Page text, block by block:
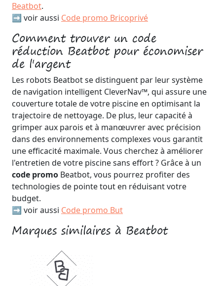
Beatbot.
➡️ voir aussi Code promo Bricoprivé
Comment trouver un code
réduction Beatbot pour économiser
de l'argent
Les robots Beatbot se distinguent par leur système
de navigation intelligent CleverNav™, qui assure une
couverture totale de votre piscine en optimisant la
trajectoire de nettoyage. De plus, leur capacité à
grimper aux parois et à manœuvrer avec précision
dans des environnements complexes vous garantit
une efficacité maximale. Vous cherchez à améliorer
l'entretien de votre piscine sans effort ? Grâce à un
code promo Beatbot, vous pourrez profiter des
technologies de pointe tout en réduisant votre
budget.
➡️ voir aussi Code promo But
Marques similaires à Beatbot